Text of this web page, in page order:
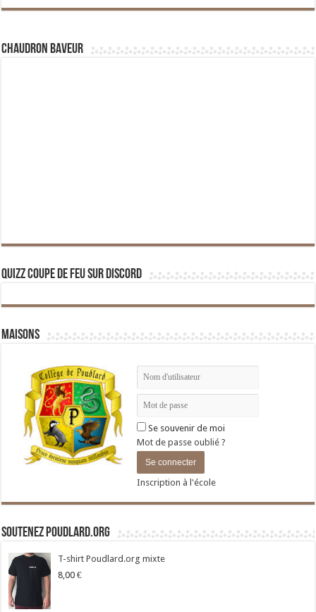
Chaudron Baveur
Quizz Coupe de Feu sur Discord
Maisons
Se souvenir de moi
Mot de passe oublié ?
Inscription à l'école
Soutenez Poudlard.org
T-shirt Poudlard.org mixte
8,00 €